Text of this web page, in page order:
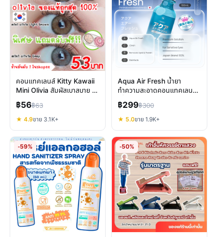
คอนแทคเลนส์ Kitty Kawaii
Mini Olivia สัมผัสเบาสบาย ลุ
คธรรมชาติ
฿56฿63
★ 4.9ขาย 3.1K+
Aqua Air Fresh น้ำยา
ทำความสะอาดคอนแทคเลนส์
ญี่ปุ่น ผสานวิตามินบำรุงตา
฿299฿300
★ 5.0ขาย 1.9K+
-59% -50%